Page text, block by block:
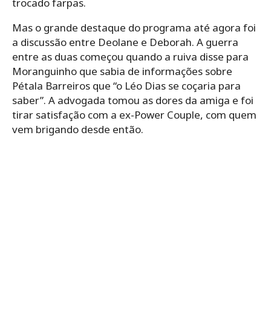
Mas o grande destaque do programa até agora foi
a discussão entre Deolane e Deborah. A guerra
entre as duas começou quando a ruiva disse para
Moranguinho que sabia de informações sobre
Pétala Barreiros que “o Léo Dias se coçaria para
saber”. A advogada tomou as dores da amiga e foi
tirar satisfação com a ex-Power Couple, com quem
vem brigando desde então.